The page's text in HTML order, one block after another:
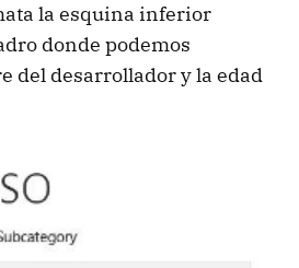
la esquina inferior
donde podemos
del desarrollador y la edad